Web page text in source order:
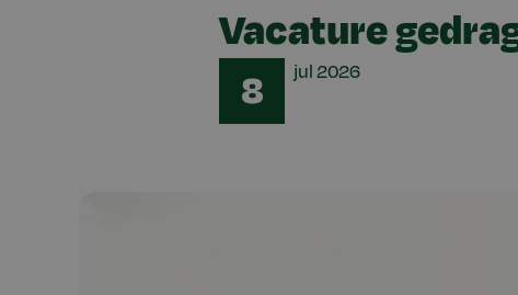
Vacature
Date
8 jul2026